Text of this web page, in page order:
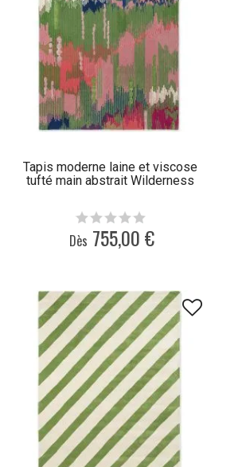
Tapis moderne laine et viscose
tufté main abstrait Wilderness
Dès 755,00 €